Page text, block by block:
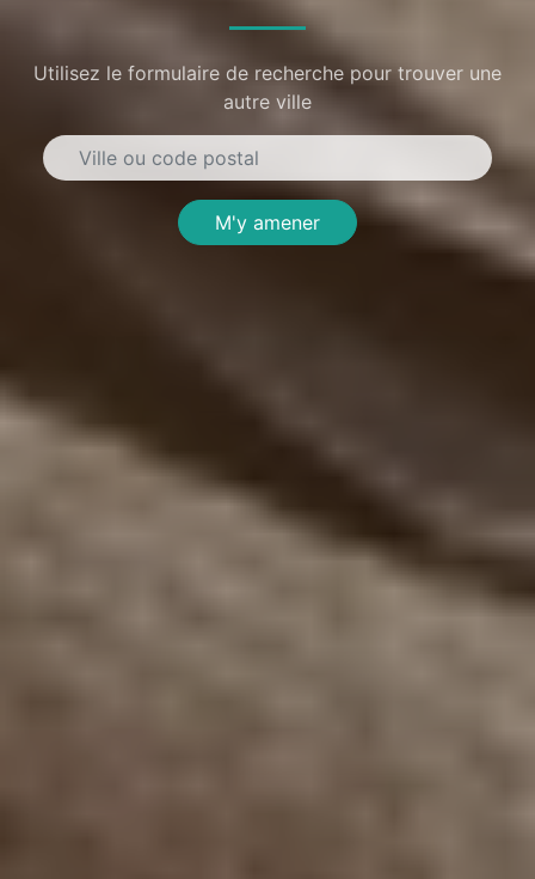
Utilisez le formulaire de recherche pour trouver une
autre ville
M'y amener